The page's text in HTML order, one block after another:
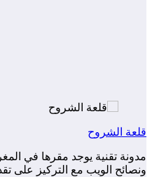
قلعة الشروح
ونصائح الويب مع التركيز على